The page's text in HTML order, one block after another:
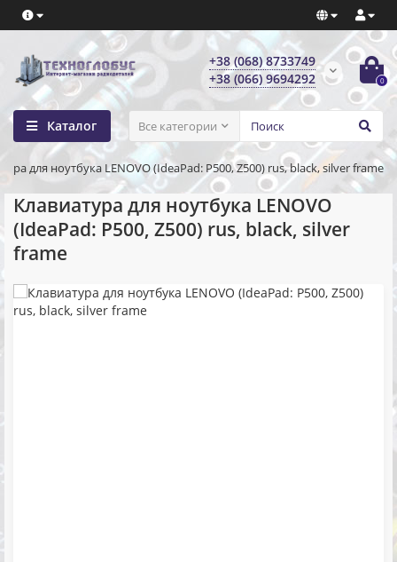
+38 (068) 8733749
+38 (066) 9694292
0
Каталог Все категории
для ноутбука LENOVO (IdeaPad: P500, Z500) rus, black, silver frame
Клавиатура для ноутбука LENOVO
(IdeaPad: P500, Z500) rus, black, silver
frame